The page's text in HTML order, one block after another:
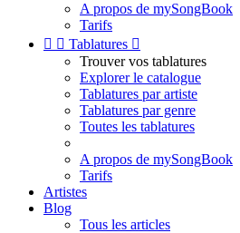
A propos de mySongBook
Tarifs
  Tablatures 
Trouver vos tablatures
Explorer le catalogue
Tablatures par artiste
Tablatures par genre
Toutes les tablatures
A propos de mySongBook
Tarifs
Artistes
Blog
Tous les articles